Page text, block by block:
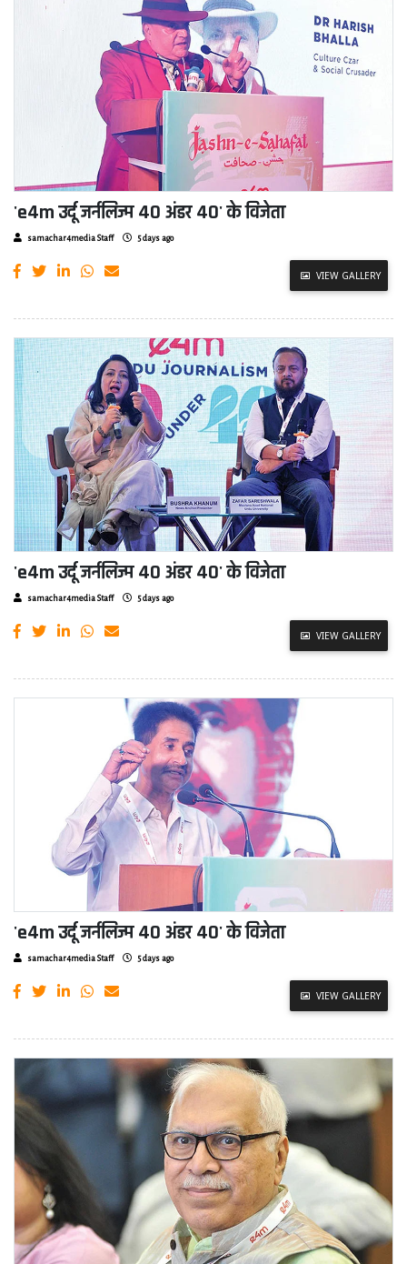
'e4m उर्दू जर्नलिज्म 40 अंडर 40' के विजेता
samachar4media Staff 5 days ago
VIEW GALLERY
'e4m उर्दू जर्नलिज्म 40 अंडर 40' के विजेता
samachar4media Staff 5 days ago
VIEW GALLERY
'e4m उर्दू जर्नलिज्म 40 अंडर 40' के विजेता
samachar4media Staff 5 days ago
VIEW GALLERY